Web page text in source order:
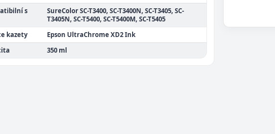
s
SureColor SC-T3400, SC-T3400N, SC-T3405, SC-
T3405N, SC-T5400, SC-T5400M, SC-T5405
kazety
Epson UltraChrome XD2 Ink
350 ml